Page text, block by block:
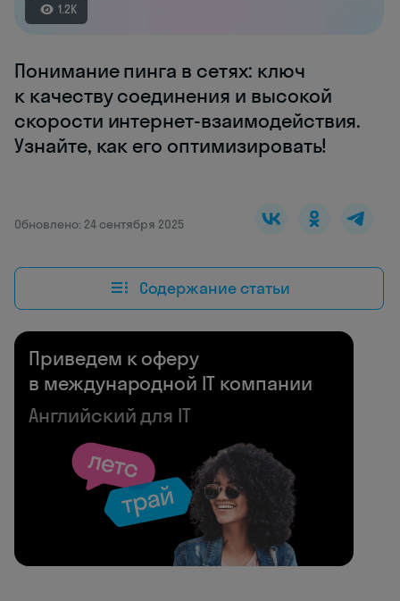
1.2K
Понимание пинга в сетях: ключ
к качеству соединения и высокой
скорости интернет-взаимодействия.
Узнайте, как его оптимизировать!
Обновлено: 24 сентября 2025
Содержание статьи
Приведем к оферу
в международной IT компании
Английский для IT